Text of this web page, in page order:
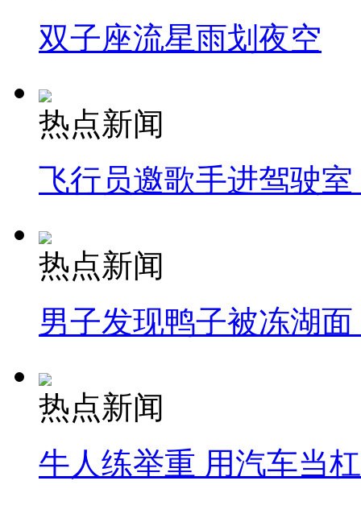
双子座流星雨划夜空
热点新闻
飞行员邀歌手进驾驶
热点新闻
男子发现鸭子被冻湖
热点新闻
牛人练举重 用汽车当